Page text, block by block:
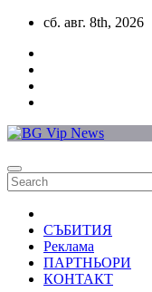
Skip
content
сб. авг. 8th, 2026
СЪБИТИЯ
Реклама
ПАРТНЬОРИ
КОНТАКТ